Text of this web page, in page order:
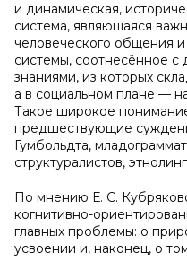
и динамическая,
система, являющаяся
человеческого общения
системы, соотнесённое с
знаниями, из которых
а в социальном плане —
Такое широкое
предшествующие
Гумбольдта,
структуралистов,
По мнению Е. С.
когнитивно-
главных проблемы: о
усвоении и, наконец, о